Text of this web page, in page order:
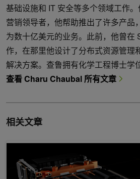
基础设施和 IT 安全等多个领域工作
营销领导者，他帮助推出了许多产品
为数十亿美元的业务。此前，他曾在
作，在那里他设计了分布式资源管理
解决方案。查鲁拥有化学工程博士学
查看 Charu Chaubal 所有文章
相关文章
介绍 NVIDIA HGX H100 ：用于人工智